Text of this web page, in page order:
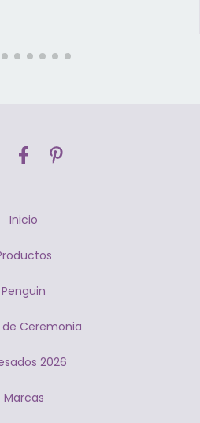
Inicio
Penguin
de Ceremonia
2026
Marcas